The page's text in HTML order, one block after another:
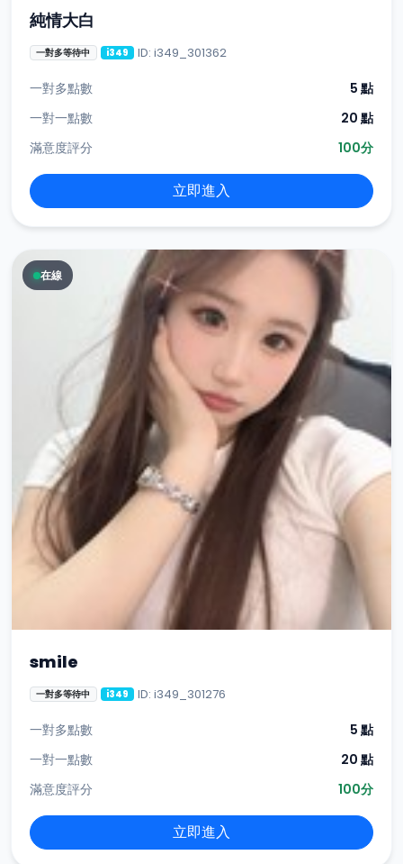
純情大白
一對多等待中 i349 ID: i349_301362
一對多點數
5 點
一對一點數
20 點
滿意度評分
100分
立即進入
在線
smile
一對多等待中 i349 ID: i349_301276
一對多點數
5 點
一對一點數
20 點
滿意度評分
100分
立即進入